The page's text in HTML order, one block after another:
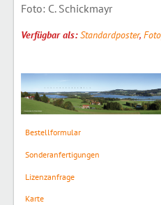
Foto: C. Schickmayr
Verfügbar als:Standardposter,
Bestellformular
Sonderanfertigungen
Lizenzanfrage
Karte